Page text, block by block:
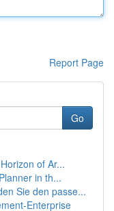
Report Page
Go
of Ar...
in th...
Sie den passe...
Enterprise